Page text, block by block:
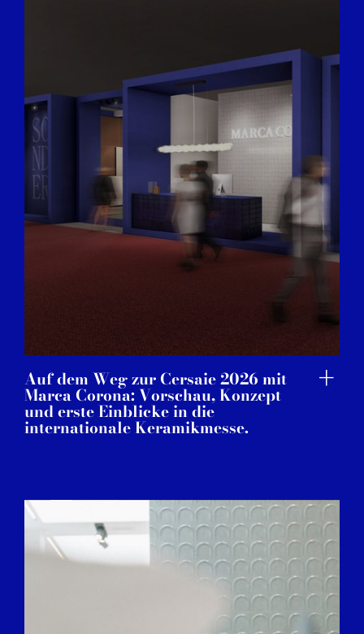
Auf dem Weg zur Cersaie 2026 mit
Marca Corona: Vorschau, Konzept
und erste Einblicke in die
internationale Keramikmesse.